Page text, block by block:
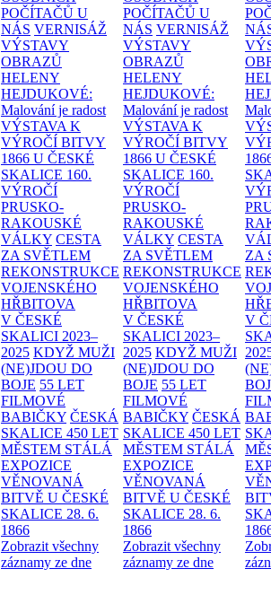
POČÍTAČŮ U
NÁS VERNISÁŽ
VÝSTAVY
OBRAZŮ
HELENY
HEJDUKOVÉ:
Malování je radost
VÝSTAVA K
VÝROČÍ BITVY
1866 U ČESKÉ
SKALICE 160.
VÝROČÍ
PRUSKO-
RAKOUSKÉ
VÁLKY CESTA
ZA SVĚTLEM
REKONSTRUKCE
VOJENSKÉHO
HŘBITOVA
V ČESKÉ
SKALICI 2023–
2025 KDYŽ MUŽI
(NE)JDOU DO
BOJE 55 LET
FILMOVÉ
BABIČKY ČESKÁ
SKALICE 450 LET
MĚSTEM STÁLÁ
EXPOZICE
VĚNOVANÁ
BITVĚ U ČESKÉ
SKALICE 28. 6.
1866
Zobrazit všechny
záznamy ze dne
POČÍTAČŮ U
NÁS VERNISÁŽ
VÝSTAVY
OBRAZŮ
HELENY
HEJDUKOVÉ:
Malování je radost
VÝSTAVA K
VÝROČÍ BITVY
1866 U ČESKÉ
SKALICE 160.
VÝROČÍ
PRUSKO-
RAKOUSKÉ
VÁLKY CESTA
ZA SVĚTLEM
REKONSTRUKCE
VOJENSKÉHO
HŘBITOVA
V ČESKÉ
SKALICI 2023–
2025 KDYŽ MUŽI
(NE)JDOU DO
BOJE 55 LET
FILMOVÉ
BABIČKY ČESKÁ
SKALICE 450 LET
MĚSTEM STÁLÁ
EXPOZICE
VĚNOVANÁ
BITVĚ U ČESKÉ
SKALICE 28. 6.
1866
Zobrazit všechny
záznamy ze dne
ZA
V